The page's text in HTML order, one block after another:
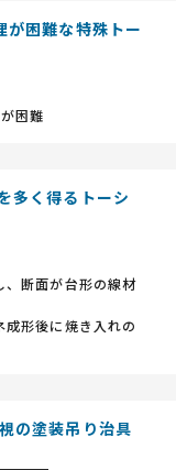
が困難な特殊トー
困難
多く得るトーシ
、断面が台形の線材
形後に焼き入れの
の塗装吊り治具